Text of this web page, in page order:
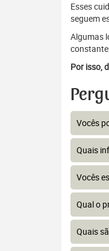
Esses
seguem
Algumas
Por isso,
Vocês
Quais
Vocês
Qual o
Quais